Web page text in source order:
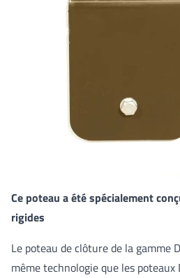
Ce poteau a été spécialement
rigides
Le poteau de clôture de la gamme
même technologie que les poteaux